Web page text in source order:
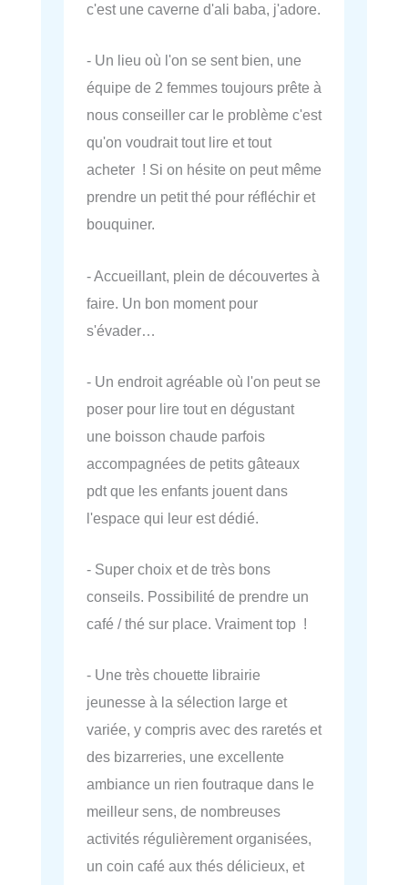
c'est une caverne d'ali baba, j'adore.
- Un lieu où l'on se sent bien, une
équipe de 2 femmes toujours prête à
nous conseiller car le problème c'est
qu'on voudrait tout lire et tout
acheter ! Si on hésite on peut même
prendre un petit thé pour réfléchir et
bouquiner.
- Accueillant, plein de découvertes à
faire. Un bon moment pour
s'évader…
- Un endroit agréable où l'on peut se
poser pour lire tout en dégustant
une boisson chaude parfois
accompagnées de petits gâteaux
pdt que les enfants jouent dans
l'espace qui leur est dédié.
- Super choix et de très bons
conseils. Possibilité de prendre un
café / thé sur place. Vraiment top !
- Une très chouette librairie
jeunesse à la sélection large et
variée, y compris avec des raretés et
des bizarreries, une excellente
ambiance un rien foutraque dans le
meilleur sens, de nombreuses
activités régulièrement organisées,
un coin café aux thés délicieux, et